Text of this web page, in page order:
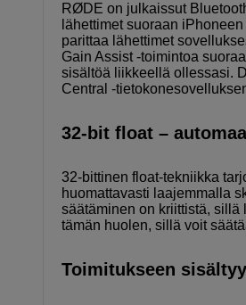
RØDE on julkaissut
lähettimet suoraan
parittaa lähettimet
Gain Assist -toimintoa
sisältöä liikkeellä ollessasi.
Central -
32-bit float –
32-bittinen float-tekniikka
huomattavasti laajemmalla
säätäminen on kriittistä,
tämän huolen, sillä voit
Toimitukseen sisältyy